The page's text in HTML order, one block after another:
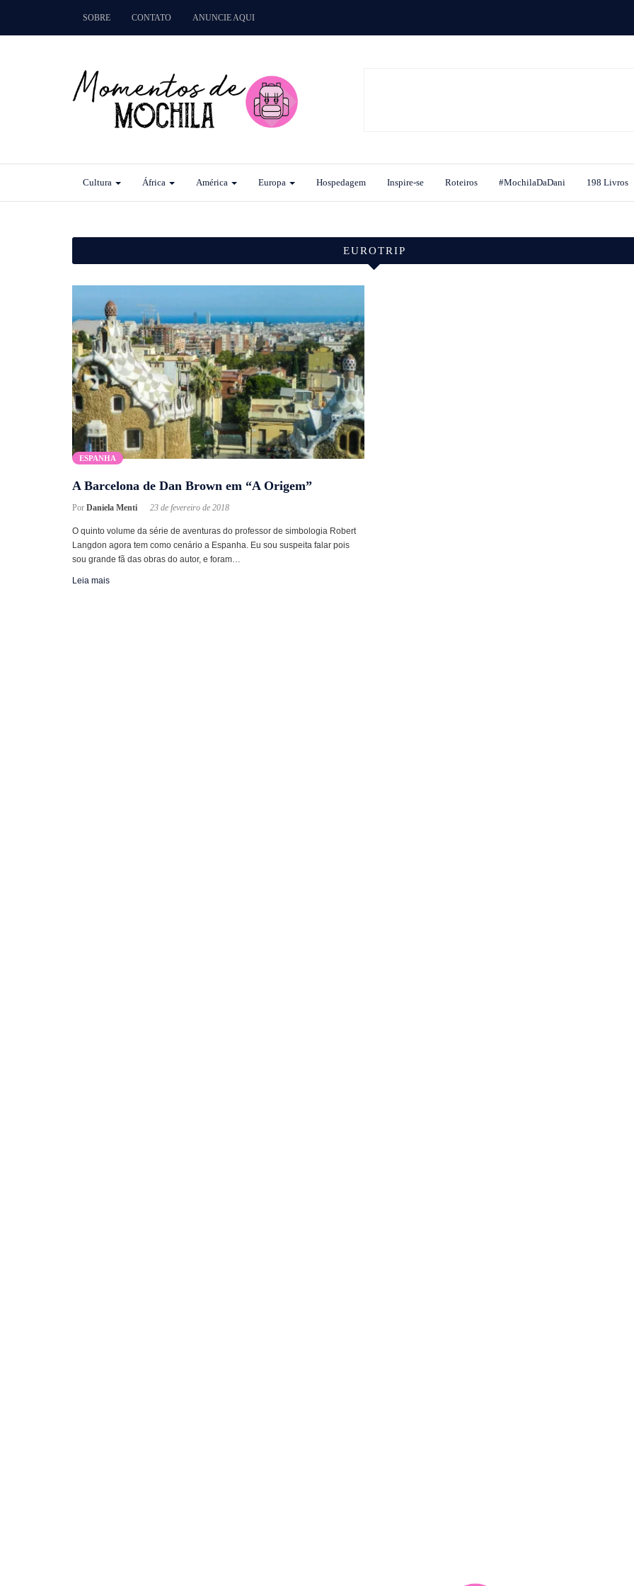
SOBRE CONTATO ANUNCIE AQUI
Cultura África América Europa Hospedagem Inspire-se Roteiros #MochilaDaDani 198 Livros
EUROTRIP
ESPANHA
A Barcelona de Dan Brown em “A Origem”
Por Daniela Menti 23 de fevereiro de 2018
O quinto volume da série de aventuras do professor de simbologia Robert
Langdon agora tem como cenário a Espanha. Eu sou suspeita falar pois
sou grande fã das obras do autor, e foram…
Leia mais